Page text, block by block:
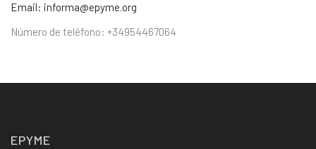
Email: informa@epyme.org
Número de teléfono: +34954467064
EPYME